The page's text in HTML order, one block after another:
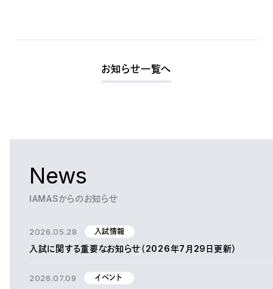
お知らせ一覧へ
News
IAMASからのお知らせ
2026.05.28 入試情報
入試に関する重要なお知らせ（2026年7月29日更新）
2026.07.09 イベント